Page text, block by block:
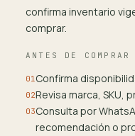
confirma inventario
comprar.
ANTES DE COMPRAR
01Confirma
02Revisa marca, SKU,
03Consulta por
recomendación o